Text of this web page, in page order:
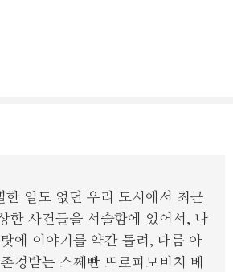
족 니꼴라이 스따브로긴과 그를 둘러싼
허무주의, 무신론과 인신(人神) 사상,
있게 다루고 있다.
인 계기가 된 것은 1869년 모스끄바에
몇몇 동료 학생들을 모아서 급진적인 비
데, 조직의 일원인 학생 이바노프가 이
한 일도 없던 우리 도시에서 최근
한 사건들을 서술함에 있어서, 나
에 이야기를 약간 돌려, 다름 아
경받는 스쩨빤 뜨로피모비치 베